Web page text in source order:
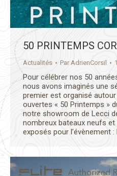
50 PRINTEMPS
Actualités Par AdrienCorsil
Pour célébrer nos 50
nous avons imaginés une
premier est organisé
ouvertes « 50 Printemps »
notre showroom de Lecci
nombreux bateaux neufs
exposés pour l’évènement